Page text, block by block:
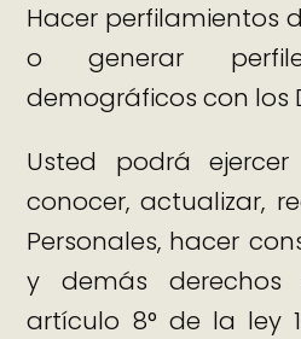
Hacer perfilamientos
o generar
demográficos con los
Usted podrá
conocer, actualizar,
Personales, hacer
y demás
artículo 8° de la ley